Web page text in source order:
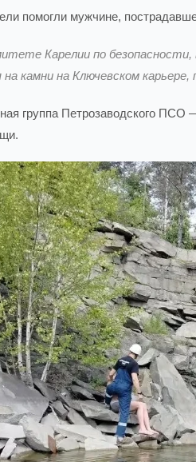
помогли мужчине,
Карелии по
камни на Ключевском карьере,
группа Петрозаводского ПСО